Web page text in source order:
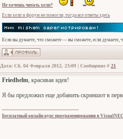
Не хочешь читать хелп?
Если хелп и форум не помогли, тогда все ответы здесь
Если вы думаете, что сможете — вы сможете, если думаете,
Дата: Сб, 04 Февраля 2012, 23:09 | Сообщение # 21
Friedhelm, красивая идея!
Я бы предложил еще добавить скриншот в
Бесплатный онлайн курс программирования в